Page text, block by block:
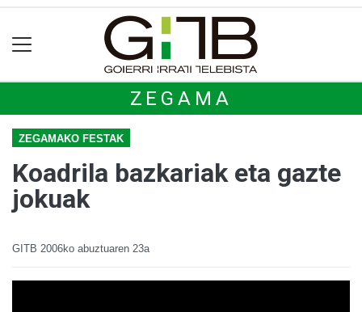
ZEGAMA
ZEGAMAKO FESTAK
Koadrila bazkariak eta gazte
jokuak
GITB 2006ko abuztuaren 23a